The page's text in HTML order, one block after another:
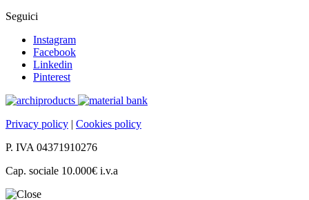
Seguici
Instagram
Facebook
Linkedin
Pinterest
Privacy policy | Cookies policy
P. IVA 04371910276
Cap. sociale 10.000€ i.v.a